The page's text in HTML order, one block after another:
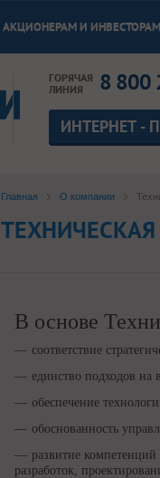
АКЦИОНЕРАМ И ИНВЕСТОРАМ
ГОРЯЧАЯ
ЛИНИЯ
8 800
ИНТЕРНЕТ -
Главная О компании
В основе
соответствие
единство подходов на
обеспечение
обоснованность
развитие
разработок,